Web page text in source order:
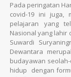
Pada peringatan
covid-19 ini juga,
pelajaran yang
Nasional yang lahir
Suwardi
Dewantara
budayawan
hidup dengan